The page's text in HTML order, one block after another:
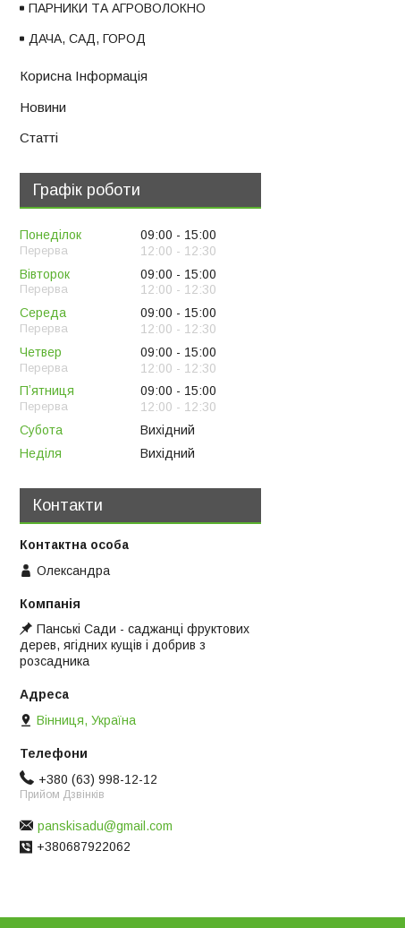
ПАРНИКИ ТА АГРОВОЛОКНО
ДАЧА, САД, ГОРОД
Корисна Інформація
Новини
Статті
Графік роботи
Понеділок 09:00
15:00
12:00
12:30
Вівторок
09:00
15:00
12:00
12:30
Середа
09:00
15:00
12:00
12:30
Четвер
09:00
15:00
12:00
12:30
Пʼятниця
09:00
15:00
12:00
12:30
Субота
Вихідний
Неділя
Вихідний
Контакти
Олександра
Панські Сади - саджанці фруктових
дерев, ягідних кущів і добрив з
розсадника
Вінниця, Україна
+380 (63) 998-12-12
Прийом Дзвінків
panskisadu@gmail.com
+380687922062